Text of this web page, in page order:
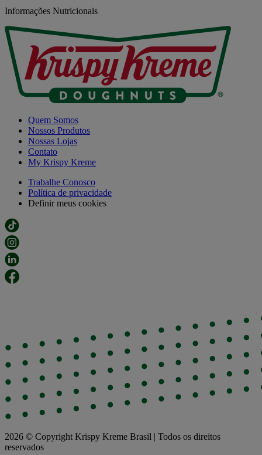
Informações Nutricionais
Quem Somos
Nossos Produtos
Nossas Lojas
Contato
My Krispy Kreme
Trabalhe Conosco
Política de privacidade
Definir meus cookies
2026 © Copyright Krispy Kreme Brasil | Todos os direitos
reservados